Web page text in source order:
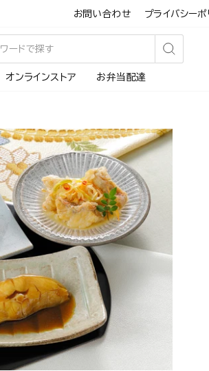
お問い合わせ プライバシーポ
検
オンラインストア お弁当配達